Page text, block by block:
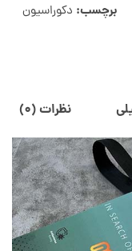
برچسب: دکوراسیون
نظرات (۰)